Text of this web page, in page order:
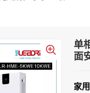
单
面
家